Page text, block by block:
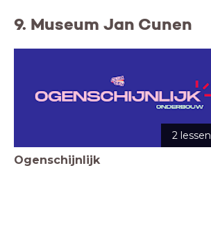
9. Museum Jan Cunen
2 lessen
Ogenschijnlijk